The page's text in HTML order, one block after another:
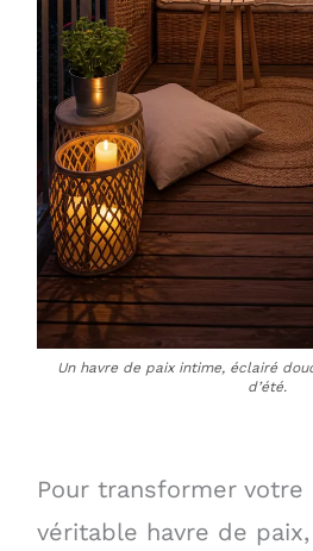
Un havre de paix intime, éclairé
d’été.
Pour transformer votre
véritable havre de